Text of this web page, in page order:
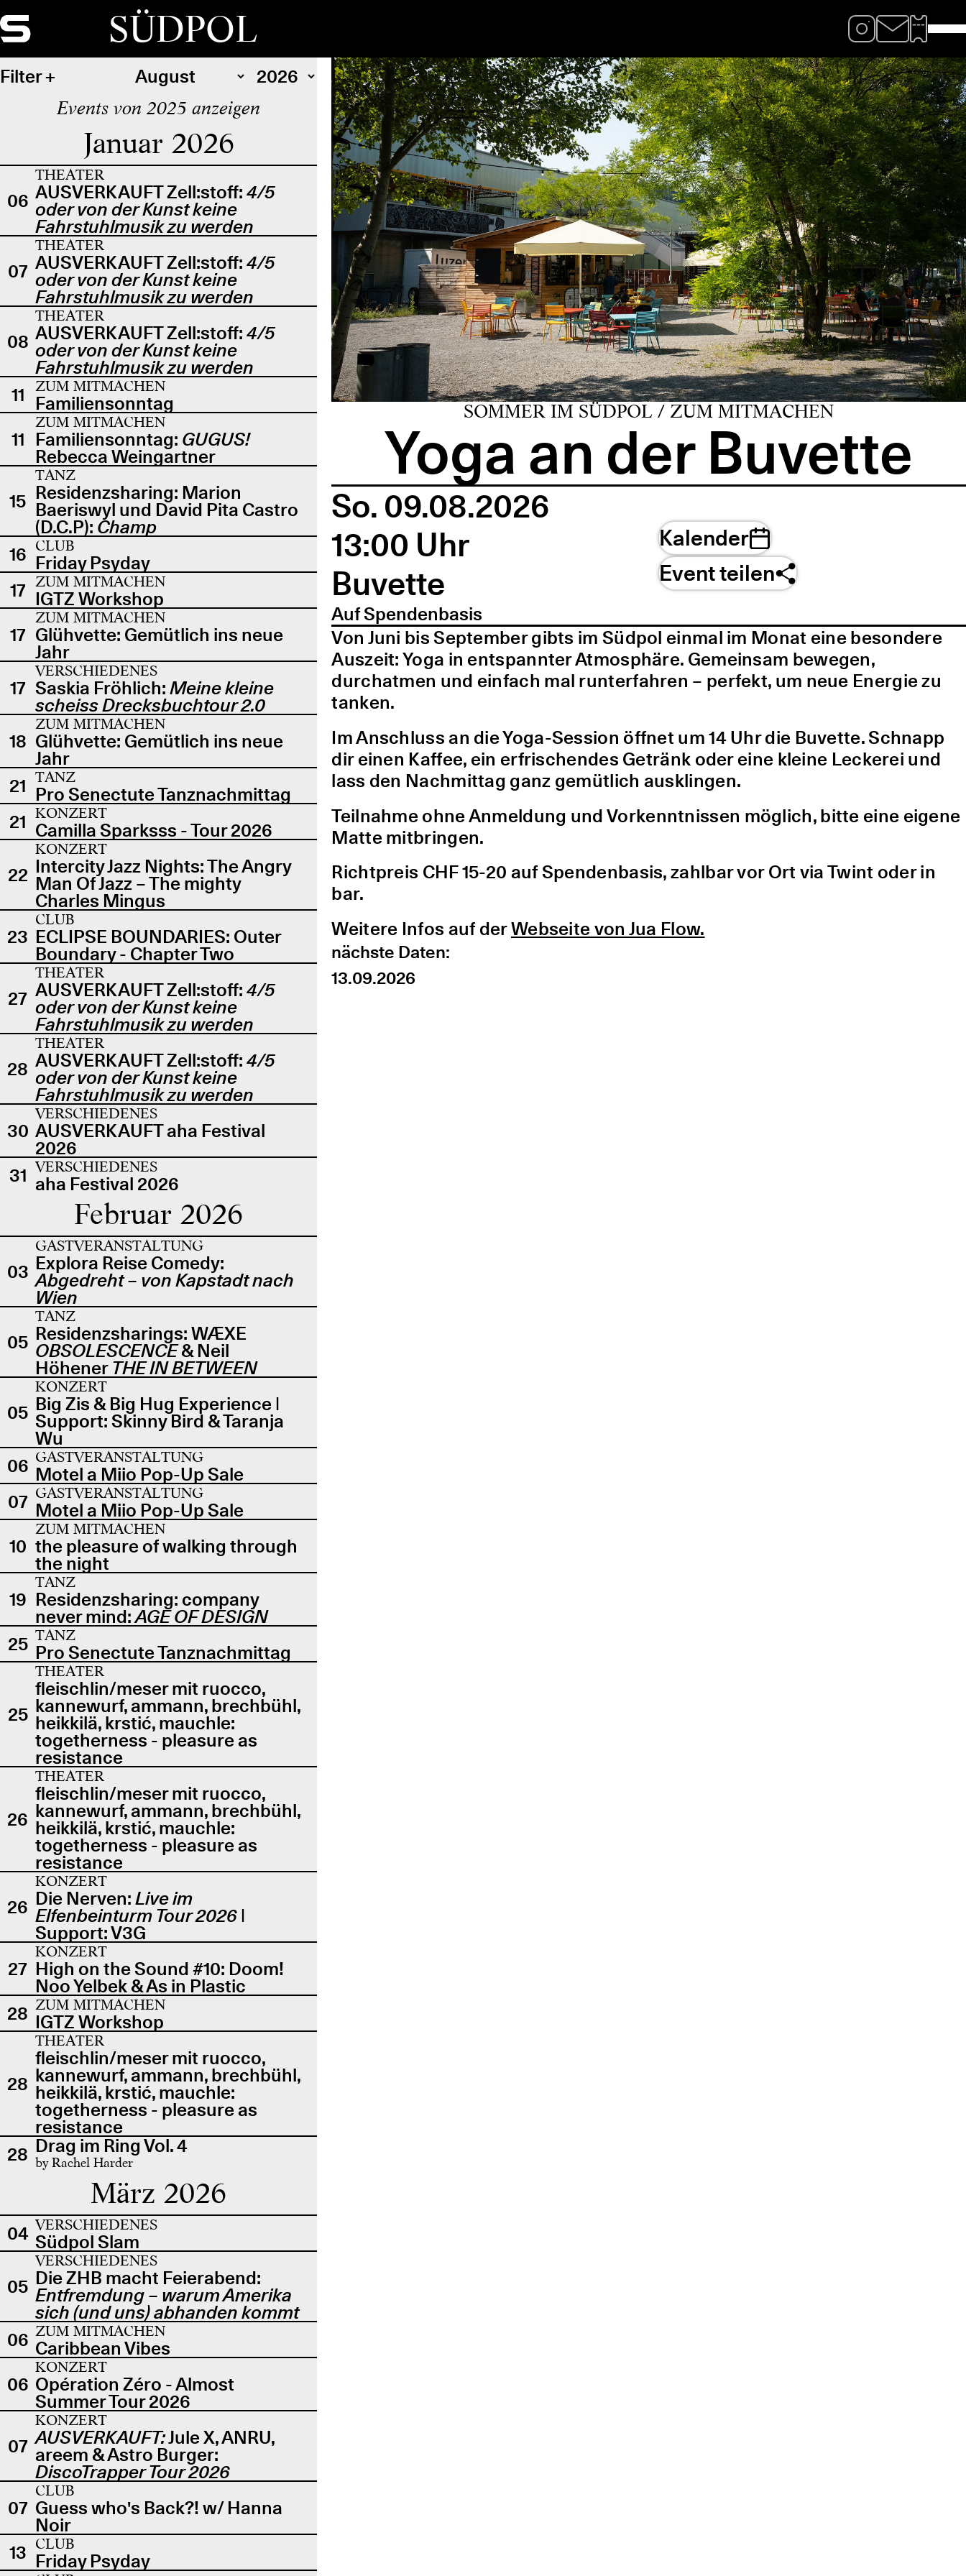
SÜDPOL
Filter
Events von 2025 anzeigen
Januar 2026
06
THEATER
AUSVERKAUFT Zell:stoff: 4/5
oder von der Kunst keine
Fahrstuhlmusik zu werden
07
THEATER
AUSVERKAUFT Zell:stoff: 4/5
oder von der Kunst keine
Fahrstuhlmusik zu werden
08
THEATER
AUSVERKAUFT Zell:stoff: 4/5
oder von der Kunst keine
Fahrstuhlmusik zu werden
11
ZUM MITMACHEN
Familiensonntag
11
ZUM MITMACHEN
Familiensonntag: GUGUS!
Rebecca Weingartner
15
TANZ
Residenzsharing: Marion
Baeriswyl und David Pita Castro
(D.C.P): Champ
16 CLUB
Friday Psyday
17 ZUM MITMACHEN
IGTZ Workshop
17
ZUM MITMACHEN
Glühvette: Gemütlich ins neue
Jahr
17
VERSCHIEDENES
Saskia Fröhlich: Meine kleine
scheiss Drecksbuchtour 2.0
18
ZUM MITMACHEN
Glühvette: Gemütlich ins neue
Jahr
21 TANZ
Pro Senectute Tanznachmittag
21 KONZERT
Camilla Sparksss - Tour 2026
22
KONZERT
Intercity Jazz Nights: The Angry
Man Of Jazz – The mighty
Charles Mingus
23
CLUB
ECLIPSE BOUNDARIES: Outer
Boundary - Chapter Two
27
THEATER
AUSVERKAUFT Zell:stoff: 4/5
oder von der Kunst keine
Fahrstuhlmusik zu werden
28
THEATER
AUSVERKAUFT Zell:stoff: 4/5
oder von der Kunst keine
Fahrstuhlmusik zu werden
30
VERSCHIEDENES
AUSVERKAUFT aha Festival
2026
31 VERSCHIEDENES
aha Festival 2026
Februar 2026
03
GASTVERANSTALTUNG
Explora Reise Comedy:
Abgedreht – von Kapstadt nach
Wien
05
TANZ
Residenzsharings: WÆXE
OBSOLESCENCE& Neil
Höhener THE IN BETWEEN
05
KONZERT
Big Zis & Big Hug Experience |
Support: Skinny Bird & Taranja
Wu
06 GASTVERANSTALTUNG
Motel a Miio Pop-Up Sale
07 GASTVERANSTALTUNG
Motel a Miio Pop-Up Sale
10
ZUM MITMACHEN
the pleasure of walking through
the night
19
TANZ
Residenzsharing: company
never mind:AGE OF DESIGN
25 TANZ
Pro Senectute Tanznachmittag
25
THEATER
fleischlin/meser mit ruocco,
kannewurf, ammann, brechbühl,
heikkilä, krstić, mauchle:
togetherness - pleasure as
resistance
26
THEATER
fleischlin/meser mit ruocco,
kannewurf, ammann, brechbühl,
heikkilä, krstić, mauchle:
togetherness - pleasure as
resistance
26
KONZERT
Die Nerven:Live im
Elfenbeinturm Tour 2026 |
Support: V3G
27
KONZERT
High on the Sound #10: Doom!
Noo Yelbek & As in Plastic
28 ZUM MITMACHEN
IGTZ Workshop
28
THEATER
fleischlin/meser mit ruocco,
kannewurf, ammann, brechbühl,
heikkilä, krstić, mauchle:
togetherness - pleasure as
resistance
28 Drag im Ring Vol. 4
by Rachel Harder
März 2026
04 VERSCHIEDENES
Südpol Slam
05
VERSCHIEDENES
Die ZHB macht Feierabend:
Entfremdung – warum Amerika
sich (und uns) abhanden kommt
06 ZUM MITMACHEN
Caribbean Vibes
06
KONZERT
Opération Zéro - Almost
Summer Tour 2026
07
KONZERT
AUSVERKAUFT:Jule X, ANRU,
areem & Astro Burger:
DiscoTrapper Tour 2026
07
CLUB
Guess who's Back?! w/ Hanna
Noir
13 CLUB
Friday Psyday
SOMMER IM SÜDPOL / ZUM MITMACHEN
Yoga an der Buvette
So. 09.08.2026
13:00 Uhr
Buvette
Auf Spendenbasis
Kalender
Event teilen
Von Juni bis September gibts im Südpol einmal im Monat eine besondere
Auszeit: Yoga in entspannter Atmosphäre. Gemeinsam bewegen,
durchatmen und einfach mal runterfahren – perfekt, um neue Energie zu
tanken.
Im Anschluss an die Yoga-Session öffnet um 14 Uhr die Buvette. Schnapp
dir einen Kaffee, ein erfrischendes Getränk oder eine kleine Leckerei und
lass den Nachmittag ganz gemütlich ausklingen.
Teilnahme ohne Anmeldung und Vorkenntnissen möglich, bitte eine eigene
Matte mitbringen.
Richtpreis CHF 15-20 auf Spendenbasis, zahlbar vor Ort via Twint oder in
bar.
Weitere Infos auf derWebseite von Jua Flow.
nächste Daten:
13.09.2026